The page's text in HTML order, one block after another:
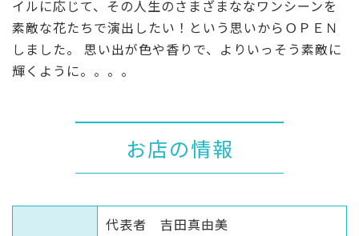
イルに応じて、その人生のさまざまななワンシーンを
素敵な花たちで演出したい！という思いからＯＰＥＮ
しました。 思い出が色や香りで、よりいっそう素敵に
輝くように。。。。
お店の情報
代表者 吉田真由美